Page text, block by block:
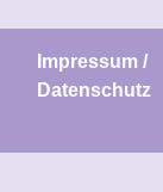
Impressum /
Datenschutz